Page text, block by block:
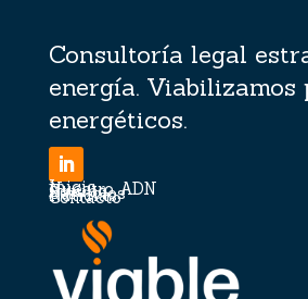
Consultoría legal
energía. Viabilizamos
energéticos.
Inicio
Nuestro ADN
Equipo
Servicios
Noticias
Contacto